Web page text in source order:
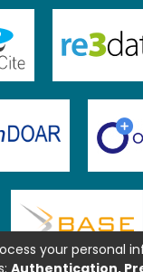
your personal
Authentication,